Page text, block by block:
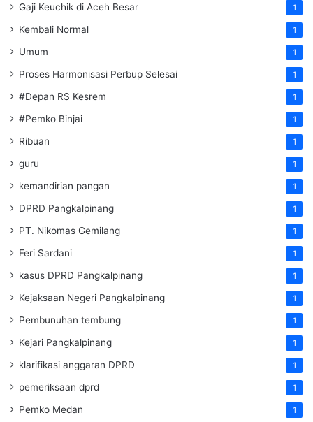
Gaji Keuchik di Aceh Besar 1
Kembali Normal 1
Umum 1
Proses Harmonisasi Perbup Selesai 1
#Depan RS Kesrem 1
#Pemko Binjai 1
Ribuan 1
guru 1
kemandirian pangan 1
DPRD Pangkalpinang 1
PT. Nikomas Gemilang 1
Feri Sardani 1
kasus DPRD Pangkalpinang 1
Kejaksaan Negeri Pangkalpinang 1
Pembunuhan tembung 1
Kejari Pangkalpinang 1
klarifikasi anggaran DPRD 1
pemeriksaan dprd 1
Pemko Medan 1